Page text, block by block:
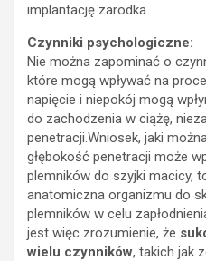
implantację zarodka.
Czynniki psychologiczne:
Nie można zapominać o
które mogą wpływać na
napięcie i niepokój mogą
do zachodzenia w ciążę,
penetracji.Wniosek, jaki
głębokość penetracji może
plemników do szyjki macicy,
anatomiczna organizmu do
plemników w celu
jest więc zrozumienie, że
wielu czynników, takich jak